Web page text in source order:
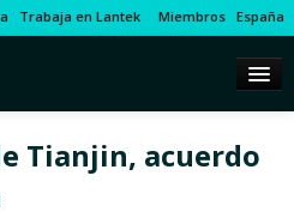
Trabaja en Lantek Miembros España
Tianjin, acuerdo